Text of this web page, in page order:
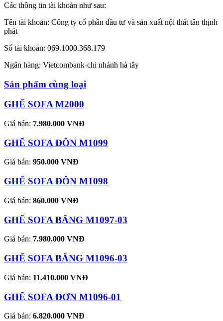
Các thông tin tài khoản như sau:
Tên tài khoản: Công ty cổ phần đầu tư và sản xuất nội thất tân thịnh
phát
Số tài khoản: 069.1000.368.179
Ngân hàng: Vietcombank-chi nhánh hà tây
Sản phẩm cùng loại
GHẾ SOFA M2000
Giá bán: 7.980.000 VNĐ
GHẾ SOFA ĐÔN M1099
Giá bán: 950.000 VNĐ
GHẾ SOFA ĐÔN M1098
Giá bán: 860.000 VNĐ
GHẾ SOFA BĂNG M1097-03
Giá bán: 7.980.000 VNĐ
GHẾ SOFA BĂNG M1096-03
Giá bán: 11.410.000 VNĐ
GHẾ SOFA ĐƠN M1096-01
Giá bán: 6.820.000 VNĐ